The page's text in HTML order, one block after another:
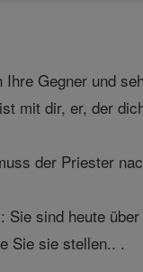
Gegner und
mit dir, er, der
der Priester
sind heute
Sie sie stellen.. .